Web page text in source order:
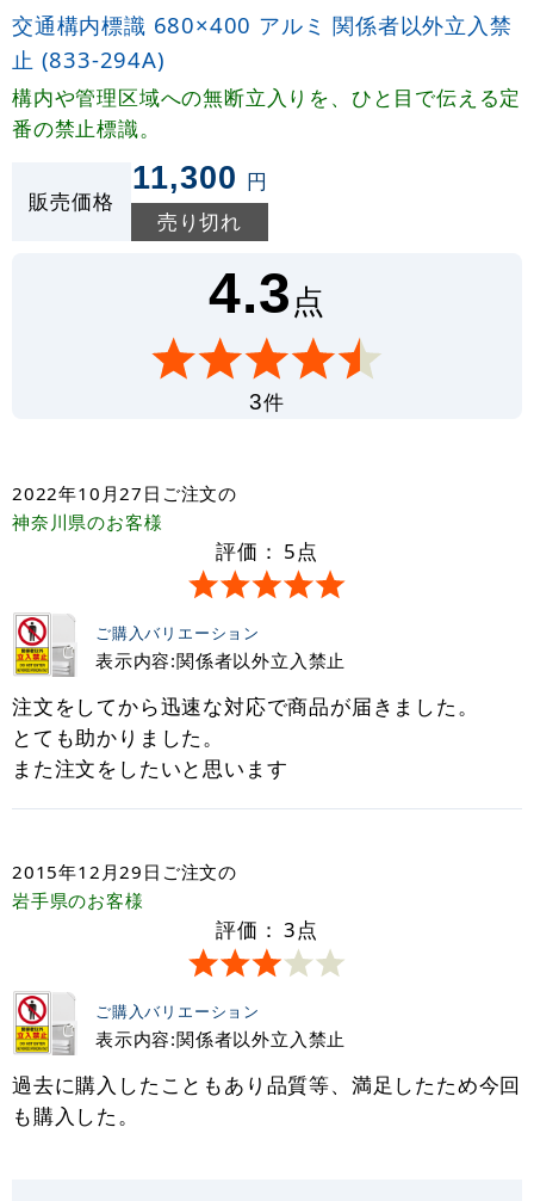
交通構内標識 680×400 アルミ 関係者以外立入禁
止 (833-294A)
構内や管理区域への無断立入りを、ひと目で伝える定
番の禁止標識。
販売価格
11,300 円
売り切れ
4.3点
3件
2022年10月27日 ご注文の
神奈川県のお客様
評価： 5点
ご購入バリエーション
表示内容:関係者以外立入禁止
注文をしてから迅速な対応で商品が届きました。
とても助かりました。
また注文をしたいと思います
2015年12月29日 ご注文の
岩手県のお客様
評価： 3点
ご購入バリエーション
表示内容:関係者以外立入禁止
過去に購入したこともあり品質等、満足したため今回
も購入した。